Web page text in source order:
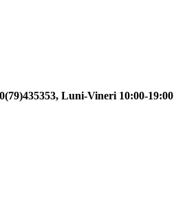
Luni-Vineri 10:00-19:00